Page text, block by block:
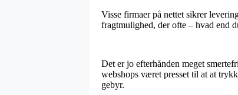
Visse firmaer på nettet sikrer
fragtmulighed, der ofte – hvad end
Det er jo efterhånden meget
webshops været presset til at at
gebyr.